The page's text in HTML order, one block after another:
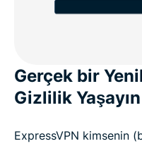
Gerçek bir
Gizlilik Yaşayın
ExpressVPN kimsenin